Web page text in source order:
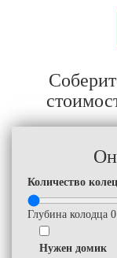
Количество колец
Глубина колодца
Нужен домик